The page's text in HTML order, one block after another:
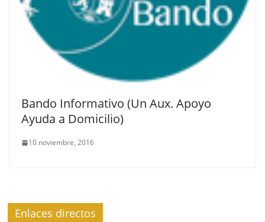
Bando Informativo (Un Aux. Apoyo
Ayuda a Domicilio)
10 noviembre, 2016
Enlaces directos